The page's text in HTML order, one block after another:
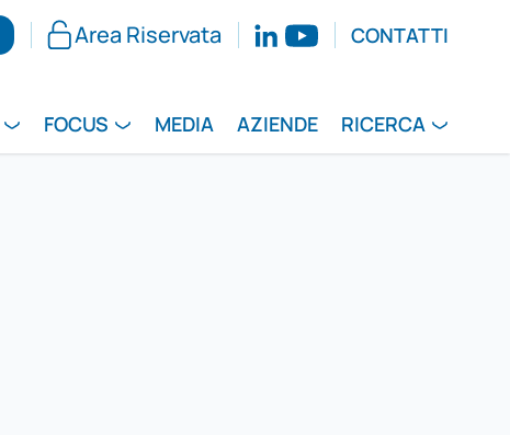
Area Riservata CONTATTI
FOCUS MEDIA AZIENDE RICERCA